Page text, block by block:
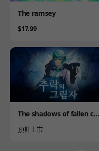
Product
The ramsey
Price
$17.99
Product
The shadows of fallen cit
Availability
預計上市